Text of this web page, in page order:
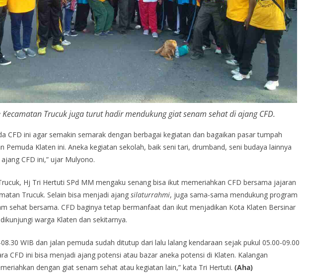
Kecamatan Trucuk juga turut hadir mendukung giat senam sehat di ajang CFD.
CFD ini agar semakin semarak dengan berbagai kegiatan dan bagaikan pasar tumpah
Pemuda Klaten ini. Aneka kegiatan sekolah, baik seni tari, drumband, seni budaya lainnya
CFD ini,” ujar Mulyono.
Hj Tri Hertuti SPd MM mengaku senang bisa ikut memeriahkan CFD bersama jajaran
Trucuk. Selain bisa menjadi ajang silaturrahmi, juga sama-sama mendukung program
sehat bersama. CFD baginya tetap bermanfaat dan ikut menjadikan Kota Klaten Bersinar
warga Klaten dan sekitarnya.
WIB dan jalan pemuda sudah ditutup dari lalu lalang kendaraan sejak pukul 05.00-09.00
CFD ini bisa menjadi ajang potensi atau bazar aneka potensi di Klaten. Kalangan
dengan giat senam sehat atau kegiatan lain,” kata Tri Hertuti. (Aha)